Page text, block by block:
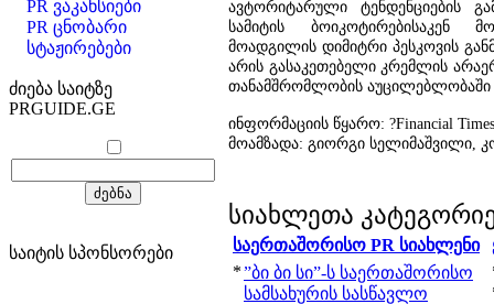
PR ვაკანსიები
PR ცნობარი
სტაჟირებები
ძიება საიტზე
PRGUIDE.GE
საიტის სპონსორები
ავტორიტარული ტენდენციების
სამიტის ბოიკოტირებისაკენ
მოადგილის დიმიტრი პესკოვის
არის გასაკეთებელი კრემლის
თანამშრომლობის აუცილებლობაში
ინფორმაციის წყარო: ?Financial
მოამზადა: გიორგი სელიმაშვილი,
სიახლეთა
საერთაშორისო PR სიახლენი
*”ბი ბი სი”-ს საერთაშორისო
სამსახურის სასწავლო